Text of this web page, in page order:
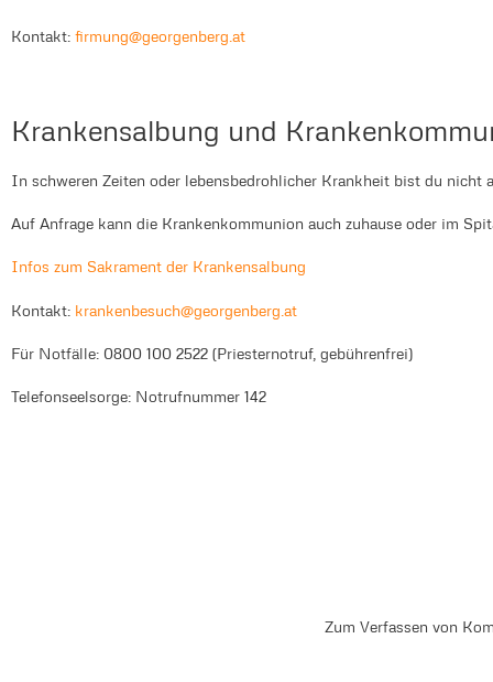
Kontakt: firmung@georgenberg.at
Krankensalbung und
In schweren Zeiten oder lebensbedrohlicher Krankheit bist du nicht
Auf Anfrage kann die Krankenkommunion auch zuhause oder im
Infos zum Sakrament der Krankensalbung
Kontakt: krankenbesuch@georgenberg.at
Für Notfälle: 0800 100 2522 (Priesternotruf, gebührenfrei)
Telefonseelsorge: Notrufnummer 142
Zum Verfassen von